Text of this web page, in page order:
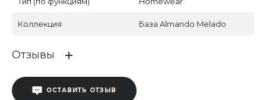
Коллекция База Almando Melado
Отзывы
ОСТАВИТЬ ОТЗЫВ